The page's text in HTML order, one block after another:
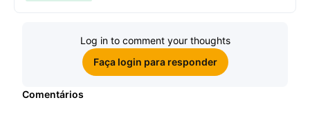
Log in to comment your thoughts
Faça login para responder
Comentários